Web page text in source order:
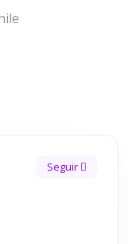
Seguir